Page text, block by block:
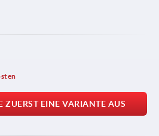
ZUERST EINE VARIANTE AUS